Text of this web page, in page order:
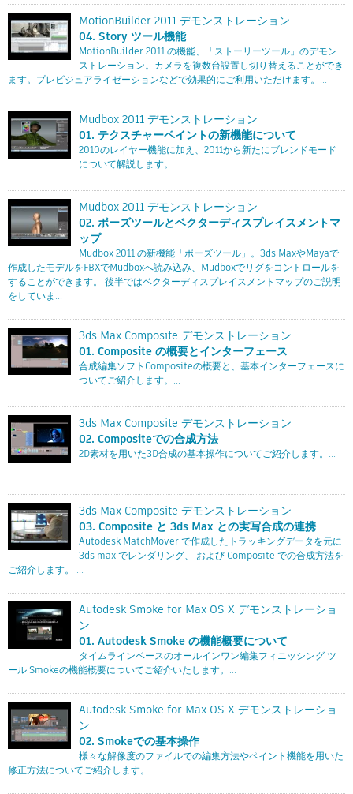
MotionBuilder 2011 デモンストレーション
04. Story ツール機能
MotionBuilder 2011 の機能、「ストーリーツール」のデモン
ストレーション。カメラを複数台設置し切り替えることができ
ます。プレビジュアライゼーションなどで効果的にご利用いただけます。...
Mudbox 2011 デモンストレーション
01. テクスチャーペイントの新機能について
2010のレイヤー機能に加え、2011から新たにブレンドモード
について解説します。...
Mudbox 2011 デモンストレーション
02. ポーズツールとベクターディスプレイスメントマ
ップ
Mudbox 2011 の新機能「ポーズツール」。3ds MaxやMayaで
作成したモデルをFBXでMudboxへ読み込み、Mudboxでリグをコントロールを
することができます。 後半ではベクターディスプレイスメントマップのご説明
をしていま...
3ds Max Composite デモンストレーション
01. Composite の概要とインターフェース
合成編集ソフトCompositeの概要と、基本インターフェースに
ついてご紹介します。...
3ds Max Composite デモンストレーション
02. Compositeでの合成方法
2D素材を用いた3D合成の基本操作についてご紹介します。...
3ds Max Composite デモンストレーション
03. Composite と 3ds Max との実写合成の連携
Autodesk MatchMover で作成したトラッキングデータを元に
3ds max でレンダリング、 および Composite での合成方法を
ご紹介します。 ...
Autodesk Smoke for Max OS X デモンストレーショ
ン
01. Autodesk Smoke の機能概要について
タイムラインベースのオールインワン編集フィニッシング ツ
ール Smokeの機能概要についてご紹介いたします。...
Autodesk Smoke for Max OS X デモンストレーショ
ン
02. Smokeでの基本操作
様々な解像度のファイルでの編集方法やペイント機能を用いた
修正方法についてご紹介します。...